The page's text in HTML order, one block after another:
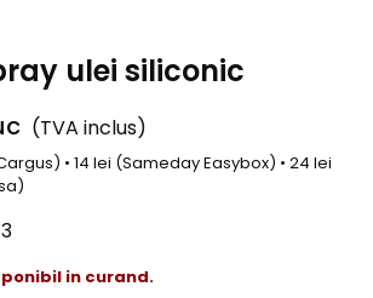
ulei siliconic
(TVA inclus)
• 14 lei (Sameday Easybox) • 24 lei
in curand.